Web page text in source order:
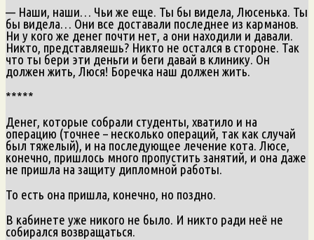
— Наши, наши… Чьи же еще. Ты бы видела, Люсенька. Ты
бы видела… Они все доставали последнее из карманов.
Ни у кого же денег почти нет, а они находили и давали.
Никто, представляешь? Никто не остался в стороне. Так
что ты бери эти деньги и беги давай в клинику. Он
должен жить, Люся! Боречка наш должен жить.
*****
Денег, которые собрали студенты, хватило и на
операцию (точнее – несколько операций, так как случай
был тяжелый), и на последующее лечение кота. Люсе,
конечно, пришлось много пропустить занятий, и она даже
не пришла на защиту дипломной работы.
То есть она пришла, конечно, но поздно.
В кабинете уже никого не было. И никто ради неё не
собирался возвращаться.